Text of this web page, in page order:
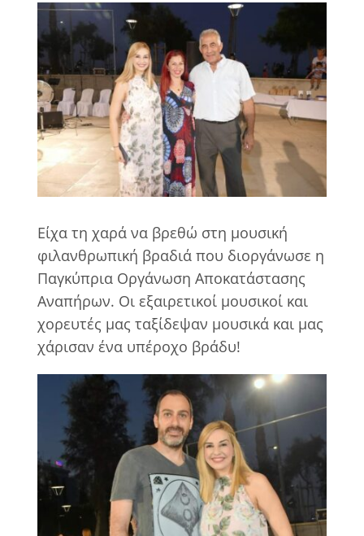
View
Larger
Image
Είχα τη χαρά να βρεθώ στη μουσική
φιλανθρωπική βραδιά που διοργάνωσε η
Παγκύπρια Οργάνωση Αποκατάστασης
Αναπήρων. Οι εξαιρετικοί μουσικοί και
χορευτές μας ταξίδεψαν μουσικά και μας
χάρισαν ένα υπέροχο βράδυ!